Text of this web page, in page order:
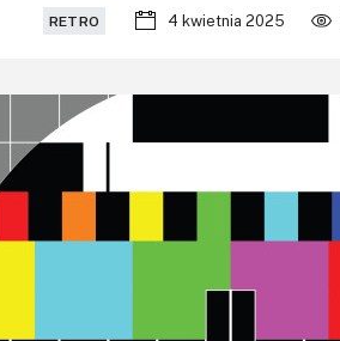
RETRO 4 kwietnia 2025